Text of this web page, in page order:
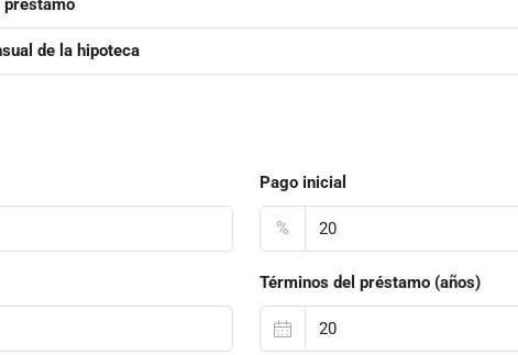
préstamo
de la hipoteca
Pago inicial
%
Términos del préstamo (años)